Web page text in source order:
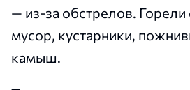
— из-за обстрелов. Горели
мусор, кустарники,
камыш.